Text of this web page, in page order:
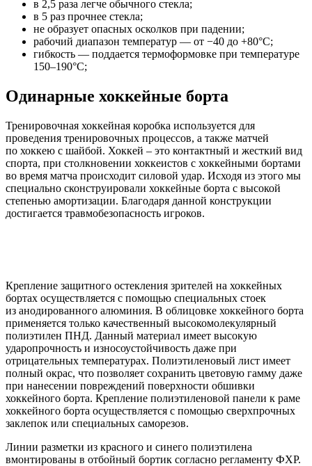
в 2,5 раза легче обычного стекла;
в 5 раз прочнее стекла;
не образует опасных осколков при падении;
рабочий диапазон температур — от −40 до +80°C;
гибкость — поддается термоформовке при температуре
150–190°C;
Одинарные хоккейные борта
Тренировочная хоккейная коробка используется для
проведения тренировочных процессов, а также матчей
по хоккею с шайбой. Хоккей – это контактный и жесткий вид
спорта, при столкновении хоккеистов с хоккейными бортами
во время матча происходит силовой удар. Исходя из этого мы
специально сконструировали хоккейные борта с высокой
степенью амортизации. Благодаря данной конструкции
достигается травмобезопасность игроков.
Крепление защитного остекления зрителей на хоккейных
бортах осуществляется с помощью специальных стоек
из анодированного алюминия. В облицовке хоккейного борта
применяется только качественный высокомолекулярный
полиэтилен ПНД. Данный материал имеет высокую
ударопрочность и износоустойчивость даже при
отрицательных температурах. Полиэтиленовый лист имеет
полный окрас, что позволяет сохранить цветовую гамму даже
при нанесении повреждений поверхности обшивки
хоккейного борта. Крепление полиэтиленовой панели к раме
хоккейного борта осуществляется с помощью сверхпрочных
заклепок или специальных саморезов.
Линии разметки из красного и синего полиэтилена
вмонтированы в отбойный бортик согласно регламенту ФХР.